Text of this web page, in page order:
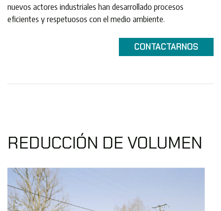
nuevos actores industriales han desarrollado procesos
eficientes y respetuosos con el medio ambiente.
CONTACTARNOS
REDUCCIÓN DE VOLUMEN